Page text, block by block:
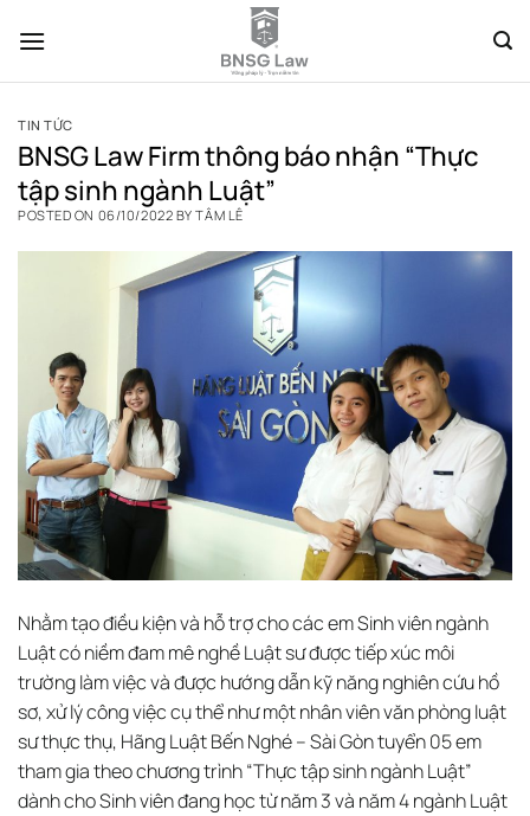
TIN TỨC
BNSG Law Firm thông báo nhận “Thực
tập sinh ngành Luật”
POSTED ON 06/10/2022 BYTÂM LÊ
Nhằm tạo điều kiện và hỗ trợ cho các em Sinh viên ngành
Luật có niềm đam mê nghề Luật sư được tiếp xúc môi
trường làm việc và được hướng dẫn kỹ năng nghiên cứu hồ
sơ, xử lý công việc cụ thể như một nhân viên văn phòng luật
sư thực thụ, Hãng Luật Bến Nghé – Sài Gòn tuyển 05 em
tham gia theo chương trình “Thực tập sinh ngành Luật”
dành cho Sinh viên đang học từ năm 3 và năm 4 ngành Luật